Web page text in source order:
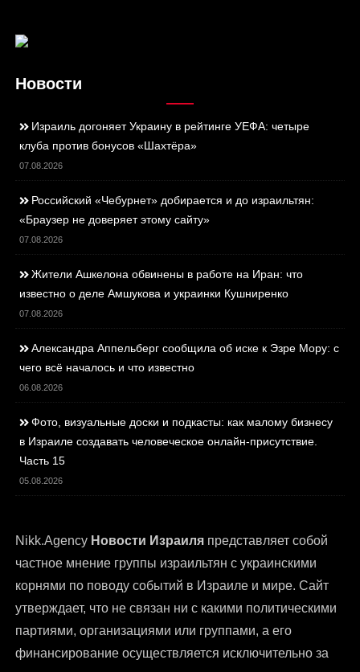
Новости
Израиль догоняет Украину в рейтинге УЕФА: четыре
клуба против бонусов «Шахтёра»
07.08.2026
Российский «Чебурнет» добирается и до израильтян:
«Браузер не доверяет этому сайту»
07.08.2026
Жители Ашкелона обвинены в работе на Иран: что
известно о деле Амшукова и украинки Кушниренко
07.08.2026
Александра Аппельберг сообщила об иске к Эзре Мору: с
чего всё началось и что известно
06.08.2026
Фото, визуальные доски и подкасты: как малому бизнесу
в Израиле создавать человеческое онлайн-присутствие.
Часть 15
05.08.2026
Nikk.Agency Новости Израиля представляет собой
частное мнение группы израильтян с украинскими
корнями по поводу событий в Израиле и мире. Сайт
утверждает, что не связан ни с какими политическими
партиями, организациями или группами, а его
финансирование осуществляется исключительно за